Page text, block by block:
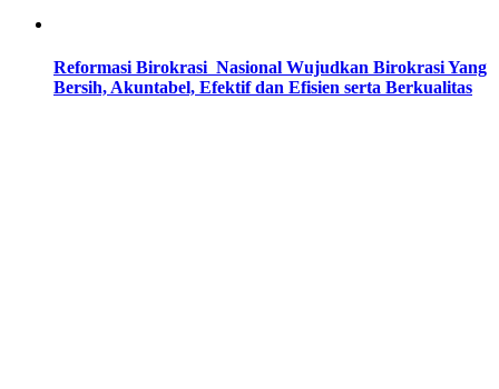
Reformasi Birokrasi Nasional Wujudkan Birokrasi Yang
Bersih, Akuntabel, Efektif dan Efisien serta Berkualitas